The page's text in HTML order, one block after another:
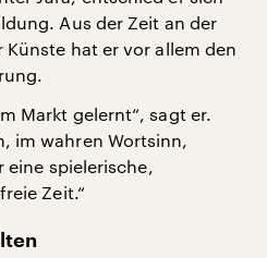
Aus der Zeit an der
hat er vor allem den
Markt gelernt“, sagt er.
im wahren Wortsinn,
eine spielerische,
Zeit.“